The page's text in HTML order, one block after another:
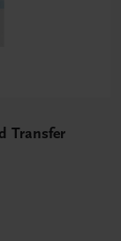
Transfer